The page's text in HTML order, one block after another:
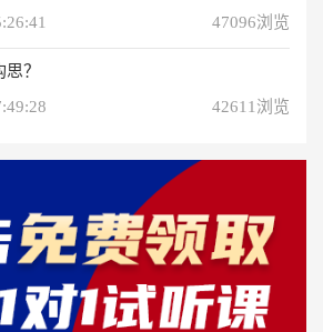
47096浏览
？
42611浏览